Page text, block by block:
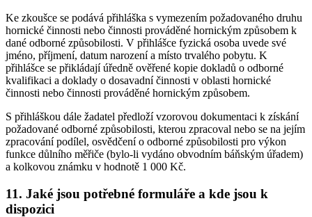
Ke zkoušce se podává přihláška s vymezením požadovaného druhu
hornické činnosti nebo činnosti prováděné hornickým způsobem k
dané odborné způsobilosti. V přihlášce fyzická osoba uvede své
jméno, příjmení, datum narození a místo trvalého pobytu. K
přihlášce se přikládají úředně ověřené kopie dokladů o odborné
kvalifikaci a doklady o dosavadní činnosti v oblasti hornické
činnosti nebo činnosti prováděné hornickým způsobem.
S přihláškou dále žadatel předloží vzorovou dokumentaci k získání
požadované odborné způsobilosti, kterou zpracoval nebo se na jejím
zpracování podílel, osvědčení o odborné způsobilosti pro výkon
funkce důlního měřiče (bylo-li vydáno obvodním báňským úřadem)
a kolkovou známku v hodnotě 1 000 Kč.
11. Jaké jsou potřebné formuláře a kde jsou k
dispozici